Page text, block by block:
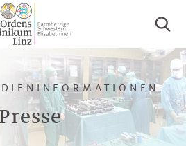
Presse